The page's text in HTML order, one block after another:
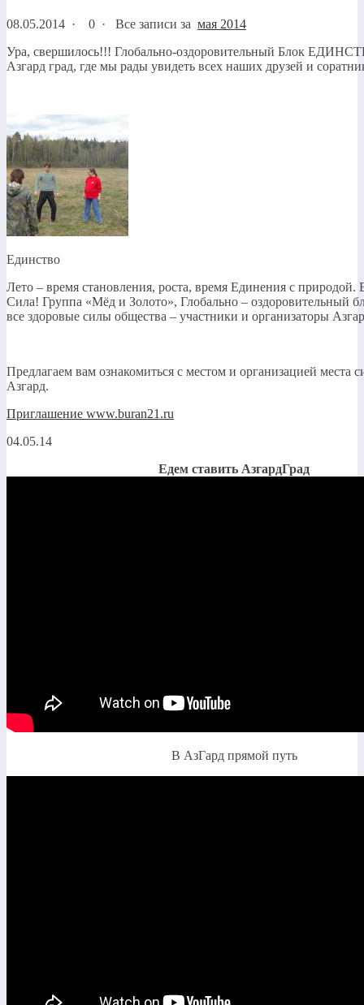
08.05.2014 · 0 · Все записи за мая 2014
Ура, свершилось!!! Глобально-оздоровительный Блок
Азгард град, где мы рады увидеть всех наших друзей и
Единство
Лето – время становления, роста, время Единения с
Сила! Группа «Мёд и Золото», Глобально –
все здоровые силы общества – участники и организаторы
Предлагаем вам ознакомиться с местом и организацией места
Азгард.
Приглашение www.buran21.ru
04.05.14
Едем ставить АзгардГрад
В АзГард прямой путь